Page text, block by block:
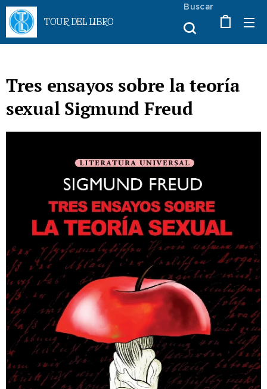
TOUR DEL LIBRO
Buscar
Tres ensayos sobre la teoría
sexual Sigmund Freud